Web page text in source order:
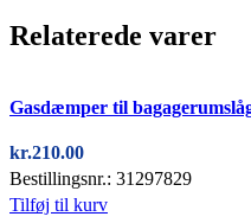
Relaterede varer
Gasdæmper til
kr.210.00
Bestillingsnr.: 31297829
Tilføj til kurv